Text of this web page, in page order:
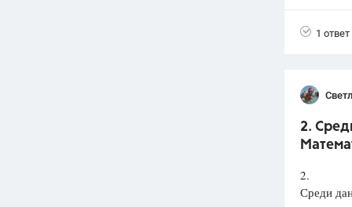
1 ответ
2.
2.
Среди